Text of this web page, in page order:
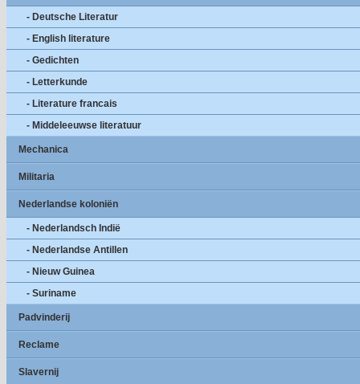
- Deutsche Literatur
- English literature
- Gedichten
- Letterkunde
- Literature francais
- Middeleeuwse literatuur
Mechanica
Militaria
Nederlandse koloniën
- Nederlandsch Indië
- Nederlandse Antillen
- Nieuw Guinea
- Suriname
Padvinderij
Reclame
Slavernij